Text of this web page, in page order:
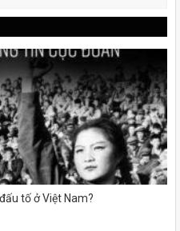
tố ở Việt Nam?